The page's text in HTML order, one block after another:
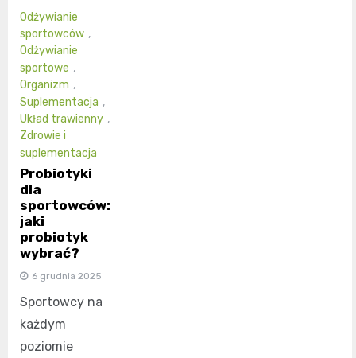
Odżywianie
sportowców ,
Odżywianie
sportowe ,
Organizm ,
Suplementacja ,
Układ trawienny ,
Zdrowie i
suplementacja
Probiotyki
dla
sportowców:
jaki
probiotyk
wybrać?
6 grudnia 2025
Sportowcy na
każdym
poziomie